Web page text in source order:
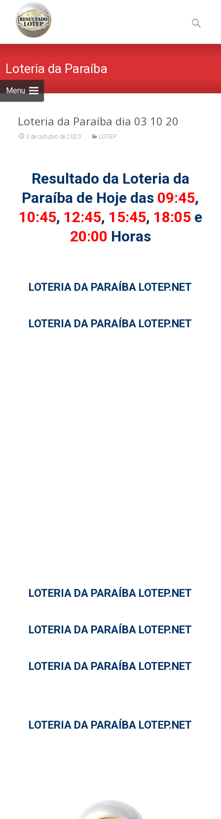
Menu
to
content
por:
Loteria da Paraíba
Loteria da Paraíba dia 03 10 20
3 de outubro de 2020 LOTEP
Resultado da Loteria da
Paraíba de Hoje das 09:45,
10:45, 12:45, 15:45, 18:05 e
20:00 Horas
LOTERIA DA PARAÍBA LOTEP.NET
LOTERIA DA PARAÍBA LOTEP.NET
LOTERIA DA PARAÍBA LOTEP.NET
LOTERIA DA PARAÍBA LOTEP.NET
LOTERIA DA PARAÍBA LOTEP.NET
LOTERIA DA PARAÍBA LOTEP.NET